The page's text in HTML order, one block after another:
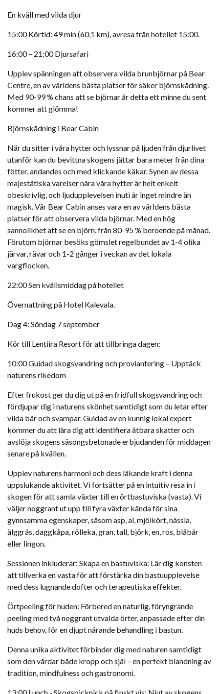
En kväll med vilda djur
15:00 Körtid: 49 min (60,1 km), avresa från hotellet 15:00.
16:00 – 21:00 Djursafari
Upplev spänningen att observera vilda brunbjörnar på Bear
Centre, en av världens bästa platser för säker björnskådning.
Med 90-99 % chans att se björnar är detta ett minne du sent
kommer att glömma!
Björnskådning i Bear Cabin
När du sitter i våra hytter och lyssnar på ljuden från djurlivet
utanför kan du bevittna skogens jättar bara meter från dina
fötter, andandes och med klickande käkar. Synen av dessa
majestätiska varelser nära våra hytter är helt enkelt
obeskrivlig, och ljudupplevelsen inuti är inget mindre än
magisk. Vår Bear Cabin anses vara en av världens bästa
platser för att observera vilda björnar. Med en hög
sannolikhet att se en björn, från 80-95 % beroende på månad.
Förutom björnar besöks gömslet regelbundet av 1-4 olika
järvar, rävar och 1-2 gånger i veckan av det lokala
vargflocken.
22:00 Sen kvällsmiddag på hotellet
Övernattning på Hotel Kalevala.
Dag 4: Söndag 7 september
Kör till Lentiira Resort för att tillbringa dagen:
10:00 Guidad skogsvandring och proviantering – Upptäck
naturens rikedom
Efter frukost ger du dig ut på en fridfull skogsvandring och
fördjupar dig i naturens skönhet samtidigt som du letar efter
vilda bär och svampar. Guidad av en kunnig lokal expert
kommer du att lära dig att identifiera ätbara skatter och
avslöja skogens säsongsbetonade erbjudanden för middagen
senare på kvällen.
Upplev naturens harmoni och dess läkande kraft i denna
uppslukande aktivitet. Vi fortsätter på en intuitiv resa in i
skogen för att samla växter till en örtbastuviska (vasta). Vi
väljer noggrant ut upp till fyra växter kända för sina
gynnsamma egenskaper, såsom asp, al, mjölkört, nässla,
älggräs, daggkåpa, rölleka, gran, tall, björk, en, ros, blåbär
eller lingon.
Sessionen inkluderar: Skapa en bastuviska: Lär dig konsten
att tillverka en vasta för att förstärka din bastuupplevelse
med dess lugnande dofter och terapeutiska effekter.
Örtpeeling för huden: Förbered en naturlig, föryngrande
peeling med två noggrant utvalda örter, anpassade efter din
huds behov, för en djupt närande behandling i bastun.
Denna unika aktivitet förbinder dig med naturen samtidigt
som den vårdar både kropp och själ – en perfekt blandning av
tradition, mindfulness och gastronomi.